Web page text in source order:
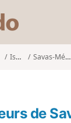
s
o
Isère Savas-Mépin
de